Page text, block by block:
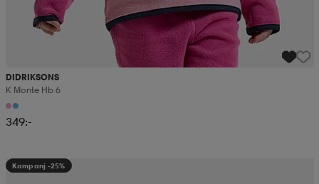
DIDRIKSONS
K Monte Hb 6
349:-
Kampanj -25%